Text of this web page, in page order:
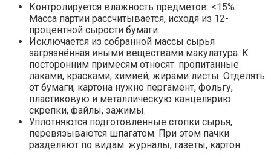
Контролируется влажность предметов: <15%.
Масса партии рассчитывается, исходя из 12-
процентной сырости бумаги.
Исключается из собранной массы сырья
загрязнённая иными веществами макулатура. К
посторонним примесям относят: пропитанные
лаками, красками, химией, жирами листы. Отделять
от бумаги, картона нужно пергамент, фольгу,
пластиковую и металлическую канцелярию:
скрепки, файлы, зажимы.
Уплотняются подготовленные стопки сырья,
перевязываются шпагатом. При этом пачки
разделяют по видам: журналы, газеты, картон.